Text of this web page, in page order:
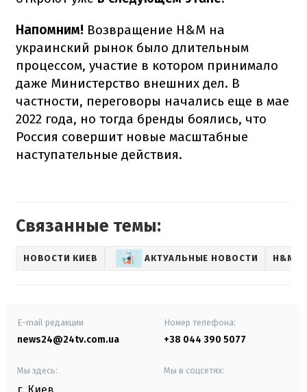
Напомним! Возвращение H&M на
украинский рынок было длительным
процессом, участие в котором принимало
даже Министерство внешних дел. В
частности, переговоры начались еще в мае
2022 года, но тогда бренды боялись, что
Россия совершит новые масштабные
наступательные действия.
Связанные темы:
НОВОСТИ КИЕВ АКТУАЛЬНЫЕ НОВОСТИ H&M
E-mail редакции
news24@24tv.com.ua
Номер телефона:
+38 044 390 5077
Мы здесь:
г. Киев
Мы в соцсетях: